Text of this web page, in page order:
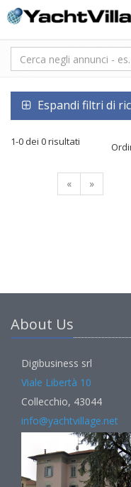
Espandi filtri di
1-0 dei 0 risultati
« »
About Us
Digibusiness srl
Viale Libertà 10
Collecchio, 43044
info@yachtvillage.net